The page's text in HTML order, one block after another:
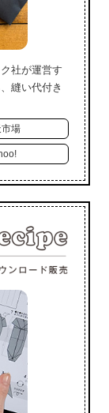
社が運営す
縫い代付き
場